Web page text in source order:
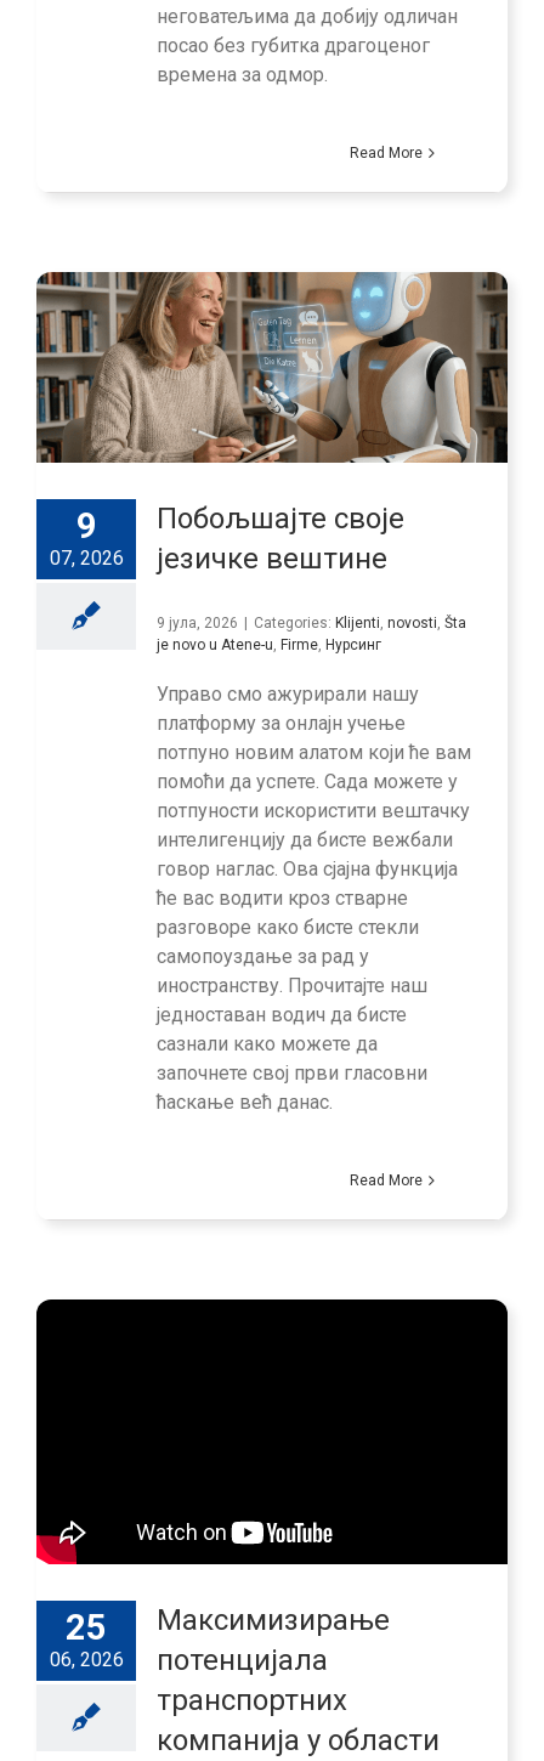
неговатељима да добију одличан
посао без губитка драгоценог
времена за одмор.
Read More
9
07, 2026
Побољшајте своје
језичке вештине
9 јула, 2026 | Categories: Klijenti novosti Šta
je novo u Atene-u Firme Нурсинг
Управо смо ажурирали нашу
платформу за онлајн учење
потпуно новим алатом који ће вам
помоћи да успете. Сада можете у
потпуности искористити вештачку
интелигенцију да бисте вежбали
говор наглас. Ова сјајна функција
ће вас водити кроз стварне
разговоре како бисте стекли
самопоуздање за рад у
иностранству. Прочитајте наш
једноставан водич да бисте
сазнали како можете да
започнете свој први гласовни
ћаскање већ данас.
Read More
25
06, 2026
Максимизирање
потенцијала
транспортних
компанија у области